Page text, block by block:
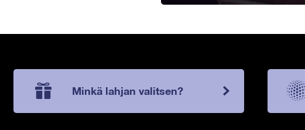
Minkä lahjan valitsen?